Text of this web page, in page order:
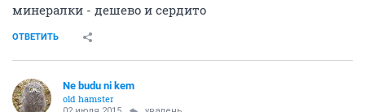
минералки - дешево и сердито
ОТВЕТИТЬ
Ne budu ni kem
old hamster